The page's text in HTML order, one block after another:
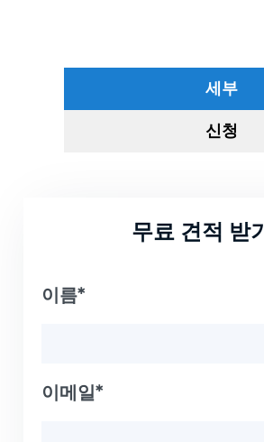
세부
신청
무료 견적 받기
이름*
이메일*